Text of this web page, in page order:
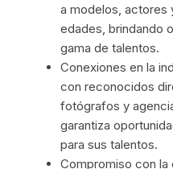
a modelos, actores
edades, brindando
gama de talentos.
Conexiones en la
con reconocidos
fotógrafos y
garantiza
para sus talentos.
Compromiso con la